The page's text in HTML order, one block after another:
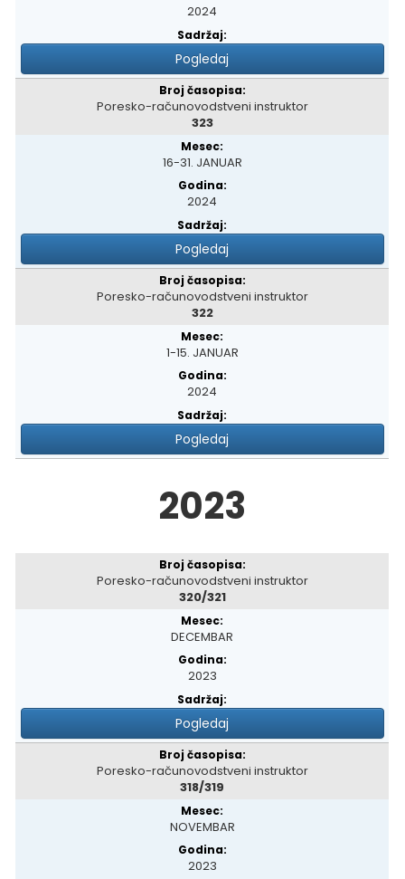
2024
Pogledaj
Poresko-računovodstveni instruktor
323
16-31. JANUAR
2024
Pogledaj
Poresko-računovodstveni instruktor
322
1-15. JANUAR
2024
Pogledaj
2023
Poresko-računovodstveni instruktor
320/321
DECEMBAR
2023
Pogledaj
Poresko-računovodstveni instruktor
318/319
NOVEMBAR
2023